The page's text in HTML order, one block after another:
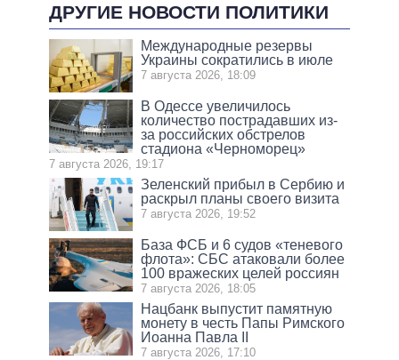
ДРУГИЕ НОВОСТИ ПОЛИТИКИ
Международные резервы
Украины сократились в июле
7 августа 2026, 18:09
В Одессе увеличилось
количество пострадавших из-
за российских обстрелов
стадиона «Черноморец»
7 августа 2026, 19:17
Зеленский прибыл в Сербию и
раскрыл планы своего визита
7 августа 2026, 19:52
База ФСБ и 6 судов «теневого
флота»: СБС атаковали более
100 вражеских целей россиян
7 августа 2026, 18:05
Нацбанк выпустит памятную
монету в честь Папы Римского
Иоанна Павла II
7 августа 2026, 17:10